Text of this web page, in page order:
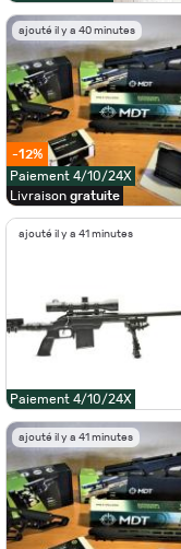
ajouté il y a 40 minutes
-12%
Paiement 4/10/24X
Livraison gratuite
ajouté il y a 41 minutes
Paiement 4/10/24X
ajouté il y a 41 minutes